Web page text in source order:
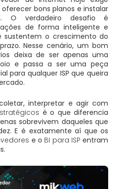
bons planos e instalar
O verdadeiro desafio é
de forma inteligente e
sustentem o crescimento do
Nesse cenário, um bom
deixa de ser apenas uma
e passa a ser uma peça
para qualquer ISP que queira
interpretar e agir com
é o que diferencia
sobrevivem daqueles que
E é exatamente aí que os
e o BI para ISP entram